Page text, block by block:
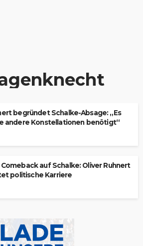
begründet Schalke-Absage: „Es
andere Konstellationen benötigt“
Comeback auf Schalke: Oliver Ruhnert
politische Karriere